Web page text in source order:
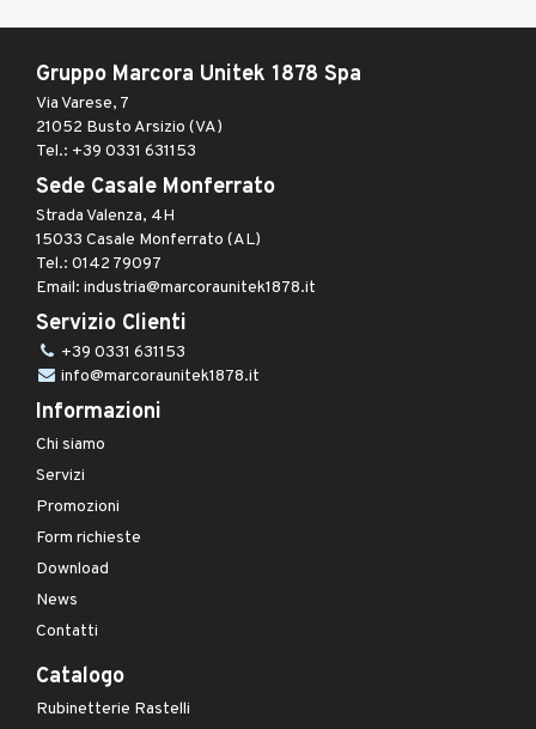
Gruppo Marcora Unitek 1878 Spa
Via Varese, 7
21052 Busto Arsizio (VA)
Tel.: +39 0331 631153
Sede Casale Monferrato
Strada Valenza, 4H
15033 Casale Monferrato (AL)
Tel.: 0142 79097
Email: industria@marcoraunitek1878.it
Servizio Clienti
+39 0331 631153
info@marcoraunitek1878.it
Informazioni
Chi siamo
Servizi
Promozioni
Form richieste
Download
News
Contatti
Catalogo
Rubinetterie Rastelli